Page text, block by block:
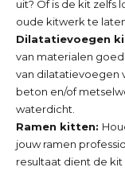
uit? Of is de kit zelfs
oude kitwerk te
Dilatatievoegen
van materialen
van dilatatievoegen
beton en/of
waterdicht.
Ramen kitten:
jouw ramen
resultaat dient de